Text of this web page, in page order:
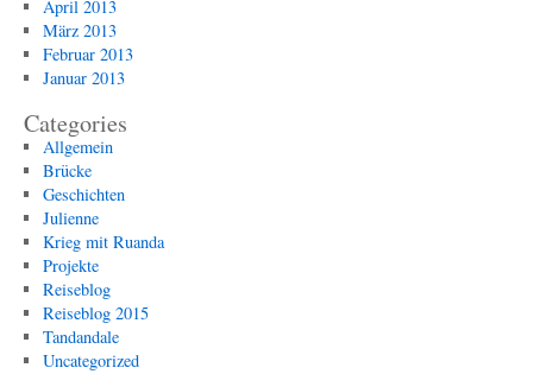
April 2013
März 2013
Februar 2013
Januar 2013
Categories
Allgemein
Brücke
Geschichten
Julienne
Krieg mit Ruanda
Projekte
Reiseblog
Reiseblog 2015
Tandandale
Uncategorized